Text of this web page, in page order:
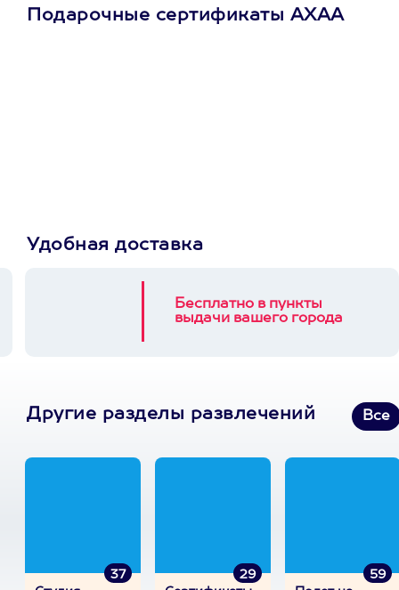
Подарочные сертификаты АХАА
Удобная доставка
Бесплатно в пункты
выдачи вашего города
Другие разделы развлечений Все
37
29
59